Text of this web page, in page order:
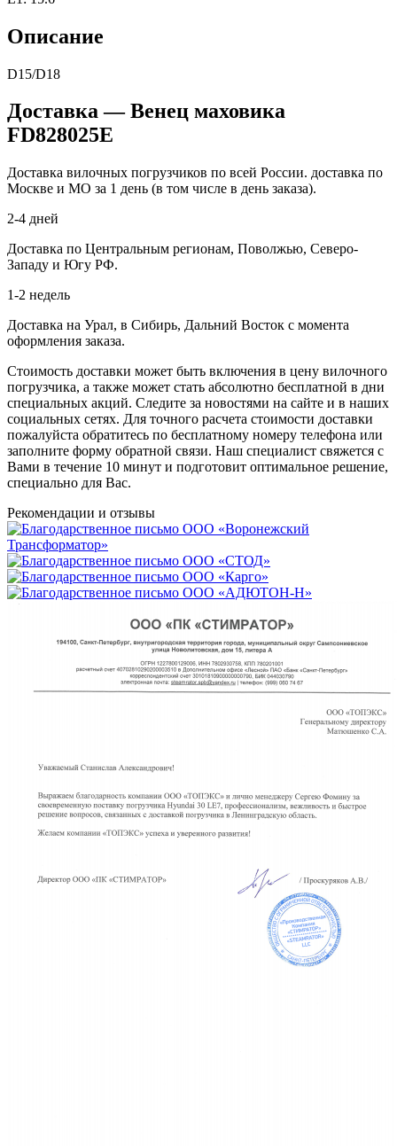
Описание
D15/D18
Доставка — Венец маховика
FD828025E
Доставка вилочных погрузчиков по всей России. доставка по
Москве и МО за 1 день (в том числе в день заказа).
2-4 дней
Доставка по Центральным регионам, Поволжью, Северо-
Западу и Югу РФ.
1-2 недель
Доставка на Урал, в Сибирь, Дальний Восток с момента
оформления заказа.
Стоимость доставки может быть включения в цену вилочного
погрузчика, а также может стать абсолютно бесплатной в дни
специальных акций. Следите за новостями на сайте и в наших
социальных сетях. Для точного расчета стоимости доставки
пожалуйста обратитесь по бесплатному номеру телефона или
заполните форму обратной связи. Наш специалист свяжется с
Вами в течение 10 минут и подготовит оптимальное решение,
специально для Вас.
Рекомендации и отзывы